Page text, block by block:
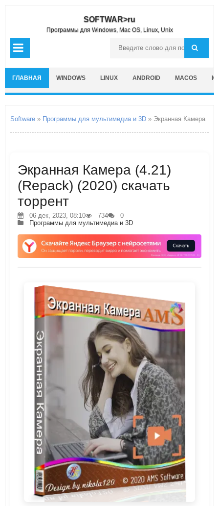
SOFTWAR>ru
Программы для Windows, Mac OS, Linux, Unix
ГЛАВНАЯ WINDOWS LINUX ANDROID MACOS
Software » Программы для мультимедиа и 3D » Экранная Камера
Экранная Камера (4.21)
(Repack) (2020) скачать
торрент
06-дек, 2023, 08:10 734
0
Программы для мультимедиа и 3D